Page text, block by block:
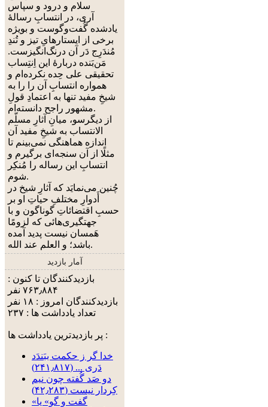
سلام و درود و سپاس
آری، در انتسابِ رسالۀ
یادشده گُفت‌وگوست و بویژه
برخی از ایستارهایِ تیز و تُندِ
مُندَرِج دَر آن درنگ‌انگیزست.
مَن‌بَنده دربارۀ این اِنتِساب
تحقیقی علی حِده نکرده‌ام و
همواره انتسابِ آن را را به
شیخِ مفید تنها به اعتمادِ قولِ
مشهور راجح دانسته‌ام.
از دیگرسو، میانِ آثارِ مسلّم
الانتساب به شیخِ مفید آن
اندازه هماهنگی نمی‌بینم تا
مثلًا از آن سنجه‌ای برگیرم و
انتسابِ این رساله را مُنکِر
شوم.
چُنین می‌نمایَد که آثارِ شیخ در
أَدوارِ مختلفِ حیاتِ او بر
حسبِ اقتضائاتِ گوناگون و با
جهتگیری‌هائی که لزومًا
هَمسان نیست پدید آمده
باشد؛ و العلم عند الله.
آمار بازدید
بازدیدکنندگان تا کنون :
۷۶۳٫۸۸۴ نفر
بازدیدکنندگان امروز : ۱۸ نفر
تعداد یادداشت ها : ۲۳۷
پر بازدیدترین یادداشت ها :
خدا گر ز حکمت ببَندَد
دَری ... (۲۴۱٫۸۱۷)
دو صَد گُفته چون نیم
کِردار نیست (۴۲٫۲۸۳)
«گفت و گو» یا